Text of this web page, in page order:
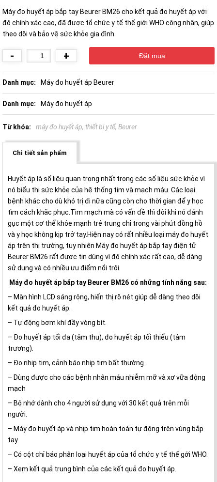
Máy đo huyết áp bắp tay Beurer BM26 cho kết quả đo huyết áp với
độ chính xác cao, đã được tổ chức y tế thế giới WHO công nhận, giúp
theo dõi và bảo vệ sức khỏe gia đình.
- +
Danh mục: Máy đo huyết áp Beurer
Danh mục: Máy đo huyết áp
Từ khóa: máy đo huyết áp, thiết bị y tế, Beurer
Chi tiết sản phẩm
Huyết áp là số liệu quan trọng nhất trong các số liệu sức khỏe vì
nó biểu thị sức khỏe của hệ thống tim và mạch máu. Các loại
bệnh khác cho dù khó trị đi nữa cũng còn cho thời gian để y học
tìm cách khắc phục.Tim mạch mà có vấn đề thì đôi khi nó đánh
gục một cơ thể khỏe mạnh trẻ trung chỉ trong vài phút đồng hồ
và y học không kịp trở tay.Hiện nay có rất nhiều loại máy đo huyết
áp trên thị trường, tuy nhiên Máy đo huyết áp bắp tay điện tử
Beurer BM26 rất được tin dùng vì độ chính xác rất cao, dễ dàng
sử dụng và có nhiều ưu điểm nổi trội.
Máy đo huyết áp bắp tay Beurer BM26 có những tính năng sau:
– Màn hình LCD sáng rộng, hiển thị rõ nét giúp dễ dàng theo dõi
kết quả đo huyết áp.
– Tự động bơm khí đầy vòng bít.
– Đo huyết áp tối đa (tâm thu), đo huyết áp tối thiểu (tâm
trương).
– Đo nhịp tim, cảnh báo nhịp tim bất thường.
– Dùng được cho các bệnh nhân máu nhiễm mỡ và xơ vữa động
mạch
– Bộ nhớ dành cho 4 người sử dụng với 30 kết quả trên mỗi
người.
– Máy đo huyết áp và nhịp tim hoàn toàn tự động trên vùng bắp
tay.
– Có cột chỉ báo phân loại huyết áp của tổ chức y tế thế gới WHO.
– Xem kết quả trung bình của các kết quả đo huyết áp.